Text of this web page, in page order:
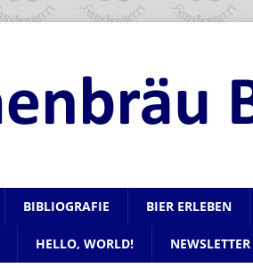
BIBLIOGRAFIE BIER ERLEBEN
HELLO, WORLD! NEWSLETTER